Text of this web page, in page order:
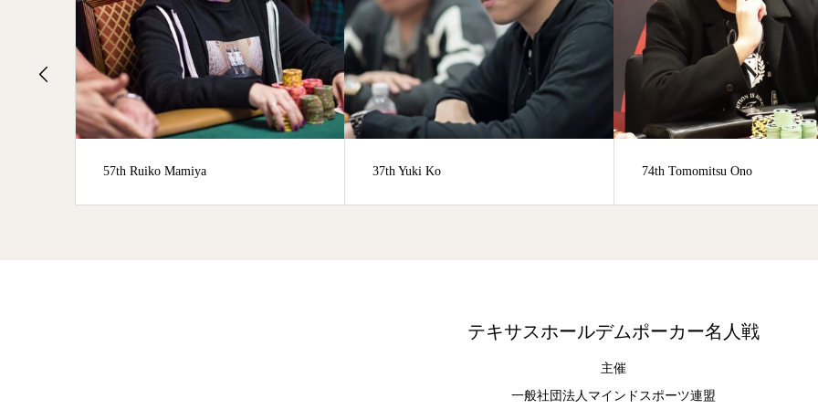
37th Yuki Ko 74th Tomomitsu Ono 4th Daisuke Ogita
テキサスホールデムポーカー名人戦
主催
一般社団法人マインドスポーツ連盟